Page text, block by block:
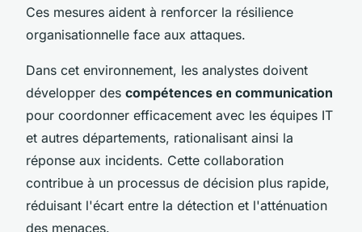
Ces mesures aident à renforcer la résilience
organisationnelle face aux attaques.
Dans cet environnement, les analystes doivent
développer des compétences en communication
pour coordonner efficacement avec les équipes IT
et autres départements, rationalisant ainsi la
réponse aux incidents. Cette collaboration
contribue à un processus de décision plus rapide,
réduisant l'écart entre la détection et l'atténuation
des menaces.